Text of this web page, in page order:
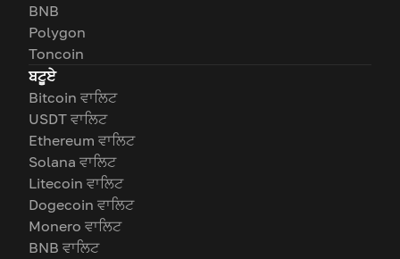
BNB
Polygon
Toncoin
ਬਟੂਏ
Bitcoin ਵਾਲਿਟ
USDT ਵਾਲਿਟ
Ethereum ਵਾਲਿਟ
Solana ਵਾਲਿਟ
Litecoin ਵਾਲਿਟ
Dogecoin ਵਾਲਿਟ
Monero ਵਾਲਿਟ
BNB ਵਾਲਿਟ